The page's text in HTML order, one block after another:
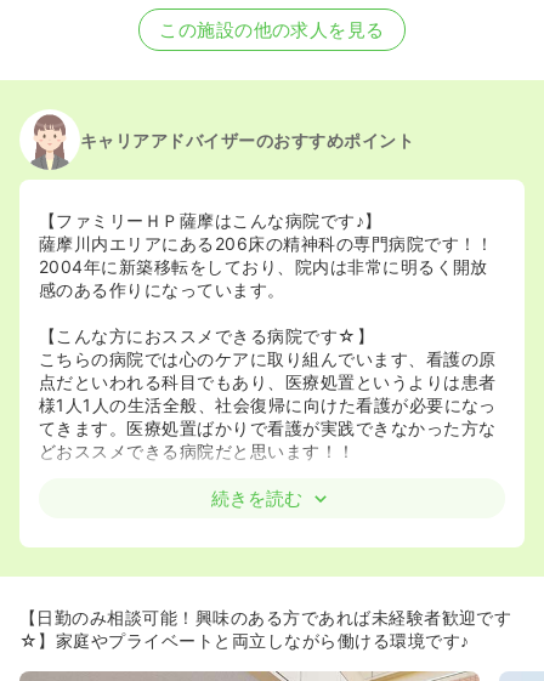
正・准看護師の募集を休止
正・准看護師を募集中
この施設の他の求人を見る
キャリアアドバイザーのおすすめポイント
【ファミリーＨＰ薩摩はこんな病院です♪】
薩摩川内エリアにある206床の精神科の専門病院です！！
2004年に新築移転をしており、院内は非常に明るく開放
感のある作りになっています。
【こんな方におススメできる病院です☆】
こちらの病院では心のケアに取り組んでいます、看護の原
点だといわれる科目でもあり、医療処置というよりは患者
様1人1人の生活全般、社会復帰に向けた看護が必要になっ
てきます。医療処置ばかりで看護が実践できなかった方な
どおススメできる病院だと思います！！
続きを読む
【日勤のみ相談可能！興味のある方であれば未経験者歓迎です
☆】家庭やプライベートと両立しながら働ける環境です♪